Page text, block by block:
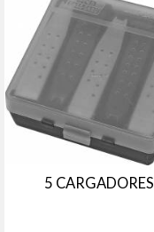
5 CARGADORES